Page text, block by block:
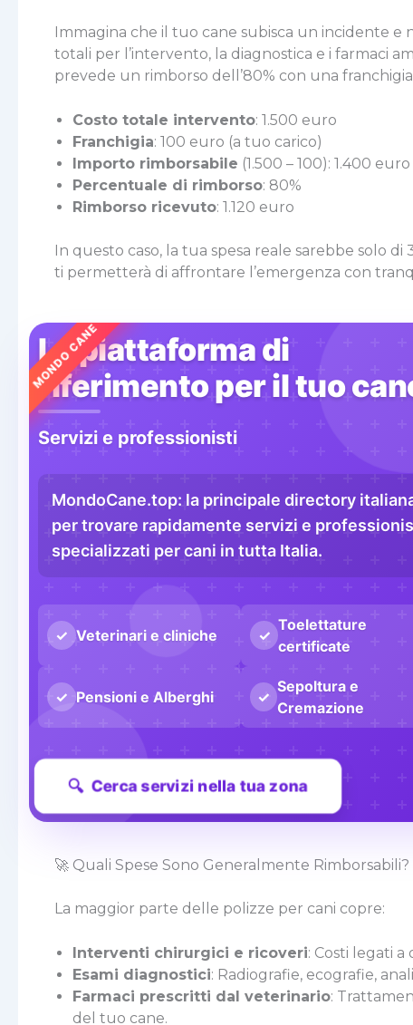
Immagina che il tuo cane subisca un incidente
totali per l’intervento, la diagnostica e i farmaci
prevede un rimborso dell’80% con una
Costo totale intervento: 1.500 euro
Franchigia: 100 euro (a tuo carico)
Importo rimborsabile (1.500 – 100): 1.400 euro
Percentuale di rimborso: 80%
Rimborso ricevuto: 1.120 euro
In questo caso, la tua spesa reale sarebbe solo
ti permetterà di affrontare l’emergenza con
MONDO CANE
La piattaforma di
riferimento per il tuo
Servizi e professionisti
MondoCane.top: la principale directory
per trovare rapidamente servizi e
specializzati per cani in tutta Italia.
✓ Veterinari e cliniche ✓
Toelettature
certificate
✓ Pensioni e Alberghi ✓
Sepoltura e
Cremazione
🔍 Cerca servizi nella tua zona
🚀 Quali Spese Sono Generalmente Rimborsabili?
La maggior parte delle polizze per cani copre:
Interventi chirurgici e ricoveri: Costi legati
Esami diagnostici: Radiografie, ecografie,
Farmaci prescritti dal veterinario:
del tuo cane.